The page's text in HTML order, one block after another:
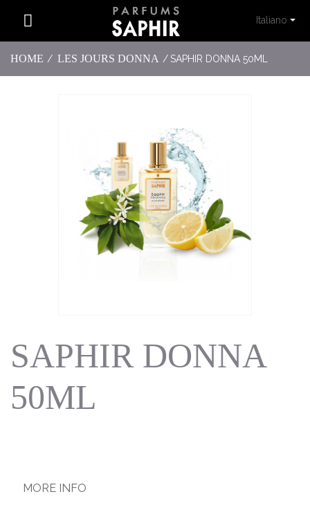
Italiano
HOME / LES JOURS DONNA / SAPHIR DONNA 50ML
SAPHIR DONNA
50ML
MORE INFO